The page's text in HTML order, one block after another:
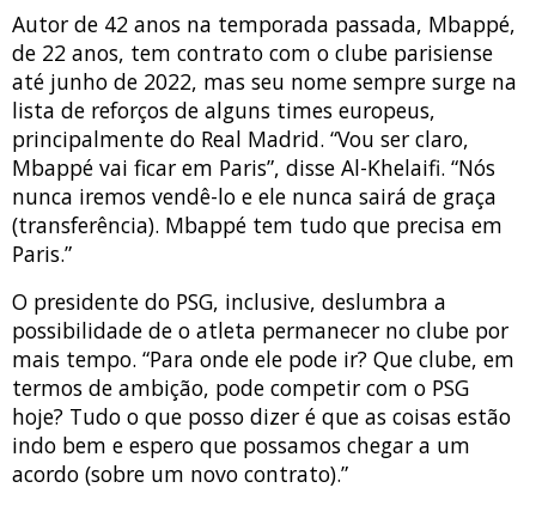
Autor de 42 anos na temporada passada, Mbappé,
de 22 anos, tem contrato com o clube parisiense
até junho de 2022, mas seu nome sempre surge na
lista de reforços de alguns times europeus,
principalmente do Real Madrid. “Vou ser claro,
Mbappé vai ficar em Paris”, disse Al-Khelaifi. “Nós
nunca iremos vendê-lo e ele nunca sairá de graça
(transferência). Mbappé tem tudo que precisa em
Paris.”
O presidente do PSG, inclusive, deslumbra a
possibilidade de o atleta permanecer no clube por
mais tempo. “Para onde ele pode ir? Que clube, em
termos de ambição, pode competir com o PSG
hoje? Tudo o que posso dizer é que as coisas estão
indo bem e espero que possamos chegar a um
acordo (sobre um novo contrato).”